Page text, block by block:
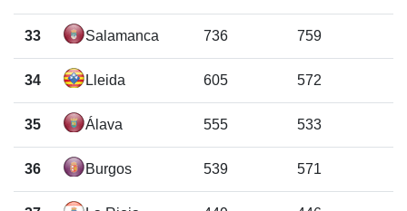
33 Salamanca 736 759
34 Lleida 605 572
35 Álava 555 533
36 Burgos 539 571